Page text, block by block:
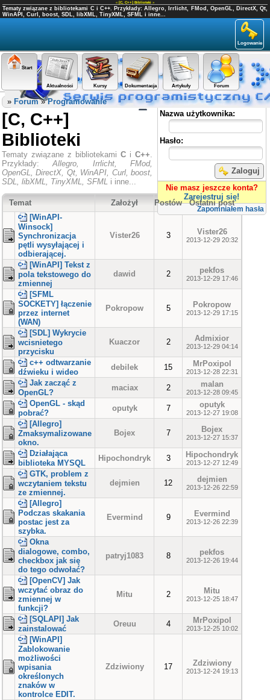
« [C, C++] Biblioteki »
Tematy związane z bibliotekami C i C++. Przykłady: Allegro, Irrlicht, FMod, OpenGL, DirectX, Qt,
WinAPI, Curl, boost, SDL, libXML, TinyXML, SFML i inne...
Logowanie
Start
Aktualności Kursy Dokumentacja Artykuły Forum
Panel użytkownika
Nazwa użytkownika:
Hasło:
Zaloguj
Nie masz jeszcze konta?
Zarejestruj się!
Zapomniałem hasła
» Forum»Programowanie
[C, C++]
Biblioteki
Tematy związane z bibliotekami C i C++.
Przykłady:Allegro, Irrlicht, FMod,
OpenGL, DirectX, Qt, WinAPI, Curl, boost,
SDL, libXML, TinyXML, SFML i inne...
Temat Założył Postów
Ostatni post
[WinAPI-
Winsock]
Synchronizacja
pętli wysyłającej i
odbierającej.
Vister26 3 Vister26
2013-12-29 20:32
[WinAPI] Tekst z
pola tekstowego do
zmiennej
dawid 2 pekfos
2013-12-29 17:46
[SFML
SOCKETY] łączenie
przez internet
(WAN)
Pokropow 5 Pokropow
2013-12-29 17:15
[SDL] Wykrycie
wcisnietego
przycisku
Kuaczor 2 Admixior
2013-12-29 04:14
c++ odtwarzanie
dźwieku i wideo
debilek 15 MrPoxipol
2013-12-28 22:31
Jak zacząć z
OpenGL?
maciax 2 malan
2013-12-28 09:45
OpenGL - skąd
pobrać?
oputyk 7 oputyk
2013-12-27 19:08
[Allegro]
Zmaksymalizowane
okno.
Bojex 7 Bojex
2013-12-27 15:37
Działająca
biblioteka MYSQL
Hipochondryk 3 Hipochondryk
2013-12-27 12:49
GTK, problem z
wczytaniem tekstu
ze zmiennej.
dejmien 12 dejmien
2013-12-26 22:59
[Allegro]
Podczas skakania
postac jest za
szybka.
Evermind 9 Evermind
2013-12-26 22:39
Okna
dialogowe, combo,
checkbox jak się
do tego odwołać?
patryj1083 8 pekfos
2013-12-26 19:44
[OpenCV] Jak
wczytać obraz do
zmiennej w
funkcji?
Mitu 2 Mitu
2013-12-25 18:47
[SQLAPI] Jak
zainstalować
Oreuu 4 MrPoxipol
2013-12-25 10:02
[WinAPI]
Zablokowanie
możliwości
wpisania
określonych
znaków w
kontrolce EDIT.
Zdziwiony 17 Zdziwiony
2013-12-24 19:13